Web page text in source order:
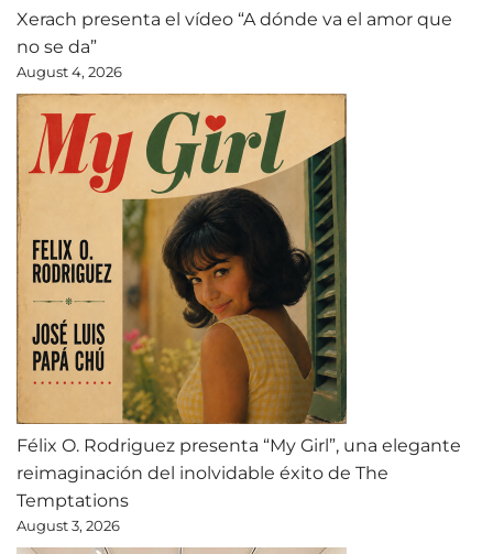
Xerach presenta el vídeo “A dónde va el amor que
no se da”
August 4, 2026
Félix O. Rodriguez presenta “My Girl”, una elegante
reimaginación del inolvidable éxito de The
Temptations
August 3, 2026